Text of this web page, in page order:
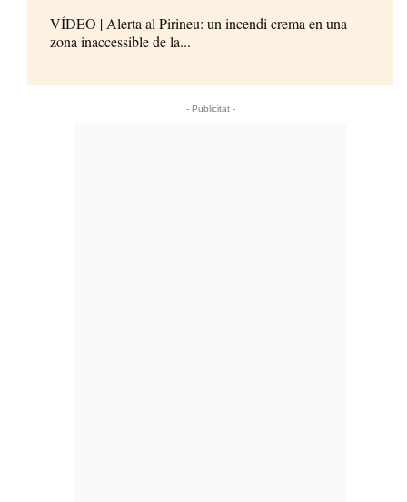
VÍDEO | Alerta al Pirineu: un incendi crema en una
zona inaccessible de la...
- Publicitat -